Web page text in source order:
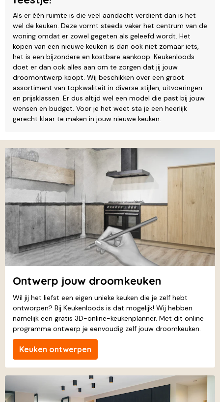
Als er één ruimte is die veel aandacht verdient dan is het
wel de keuken. Deze vormt steeds vaker het centrum van de
woning omdat er zowel gegeten als geleefd wordt. Het
kopen van een nieuwe keuken is dan ook niet zomaar iets,
het is een bijzondere en kostbare aankoop. Keukenloods
doet er dan ook alles aan om te zorgen dat jij jouw
droomontwerp koopt. Wij beschikken over een groot
assortiment van topkwaliteit in diverse stijlen, uitvoeringen
en prijsklassen. Er dus altijd wel een model die past bij jouw
wensen en budget. Voor je het weet sta je een heerlijk
gerecht klaar te maken in jouw nieuwe keuken.
Ontwerp jouw droomkeuken
Wil jij het liefst een eigen unieke keuken die je zelf hebt
ontworpen? Bij Keukenloods is dat mogelijk! Wij hebben
namelijk een gratis 3D-online-keukenplanner. Met dit online
programma ontwerp je eenvoudig zelf jouw droomkeuken.
Keuken ontwerpen